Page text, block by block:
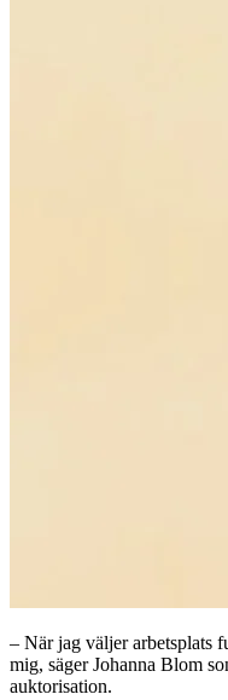
– När jag väljer arbetsplats
mig, säger Johanna Blom
auktorisation.